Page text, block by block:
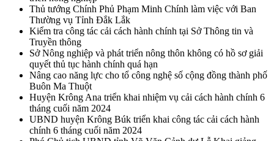
Thủ tướng Chính Phủ Phạm Minh Chính làm việc với Ban
Thường vụ Tỉnh Đắk Lắk
Kiểm tra công tác cải cách hành chính tại Sở Thông tin và
Truyền thông
Sở Nông nghiệp và phát triển nông thôn không có hồ sơ giải
quyết thủ tục hành chính quá hạn
Nâng cao năng lực cho tổ công nghệ số cộng đồng thành phố
Buôn Ma Thuột
Huyện Krông Ana triển khai nhiệm vụ cải cách hành chính 6
tháng cuối năm 2024
UBND huyện Krông Búk triển khai công tác cải cách hành
chính 6 tháng cuối năm 2024